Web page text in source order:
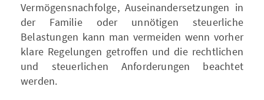
Vermögensnachfolge, Auseinandersetzungen in
der Familie oder unnötigen steuerliche
Belastungen kann man vermeiden wenn vorher
klare Regelungen getroffen und die rechtlichen
und steuerlichen Anforderungen beachtet
werden.